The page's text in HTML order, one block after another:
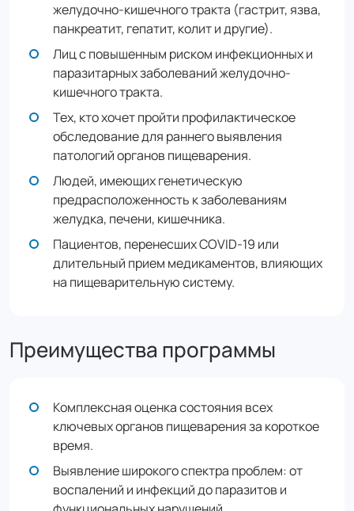
желудочно-кишечного тракта (гастрит, язва,
панкреатит, гепатит, колит и другие).
Лиц с повышенным риском инфекционных и
паразитарных заболеваний желудочно-
кишечного тракта.
Тех, кто хочет пройти профилактическое
обследование для раннего выявления
патологий органов пищеварения.
Людей, имеющих генетическую
предрасположенность к заболеваниям
желудка, печени, кишечника.
Пациентов, перенесших COVID-19 или
длительный прием медикаментов, влияющих
на пищеварительную систему.
Преимущества программы
Комплексная оценка состояния всех
ключевых органов пищеварения за короткое
время.
Выявление широкого спектра проблем: от
воспалений и инфекций до паразитов и